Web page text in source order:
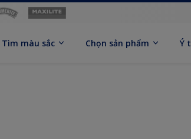
Tìm màu sắc Chọn sản phẩm Ý